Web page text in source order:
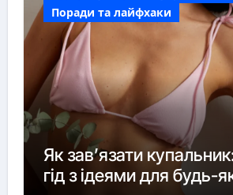
Поради та лайфхаки
Як зав’язати
гід з ідеями для будь-